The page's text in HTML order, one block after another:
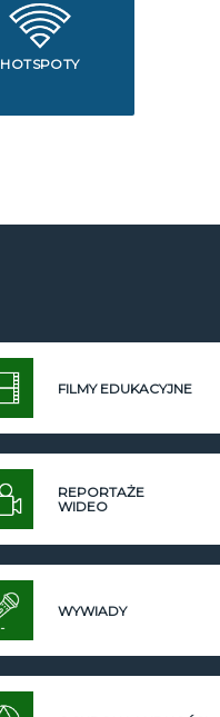
HOTSPOTY
FILMY EDUKACYJNE
REPORTAŻE
WIDEO
WYWIADY